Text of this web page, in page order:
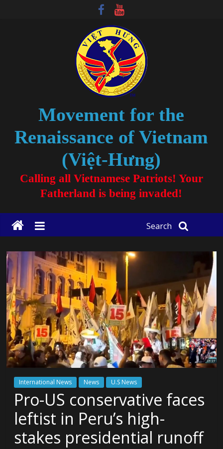
Movement for the
Renaissance of Vietnam
(Việt-Hưng)
Calling all Vietnamese Patriots! Your
Fatherland is being invaded!
Search
International News News U.S News
Pro-US conservative faces
leftist in Peru’s high-
stakes presidential runoff